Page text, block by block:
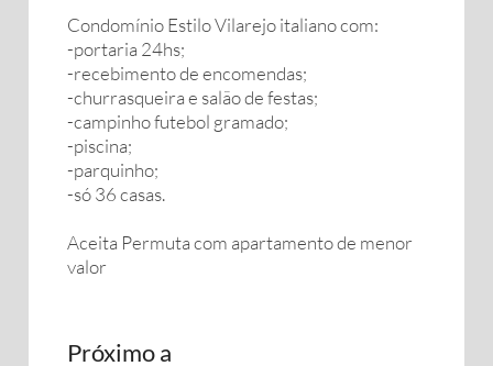
Condomínio Estilo Vilarejo italiano com:
-portaria 24hs;
-recebimento de encomendas;
-churrasqueira e salão de festas;
-campinho futebol gramado;
-piscina;
-parquinho;
-só 36 casas.
Aceita Permuta com apartamento de menor
valor
Próximo a